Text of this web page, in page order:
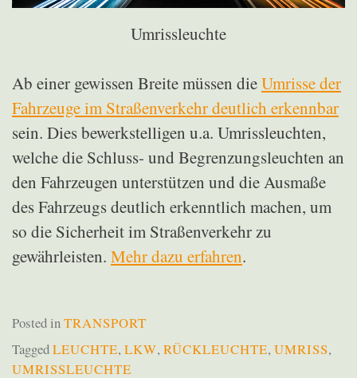
Umrissleuchte
Ab einer gewissen Breite müssen dieUmrisse der
Fahrzeuge im Straßenverkehr deutlich erkennbar
sein. Dies bewerkstelligen u.a. Umrissleuchten,
welche die Schluss- und Begrenzungsleuchten an
den Fahrzeugen unterstützen und die Ausmaße
des Fahrzeugs deutlich erkenntlich machen, um
so die Sicherheit im Straßenverkehr zu
gewährleisten. Mehr dazu erfahren.
Posted inTRANSPORT
TaggedLEUCHTE, LKW, RÜCKLEUCHTE, UMRISS,
UMRISSLEUCHTE